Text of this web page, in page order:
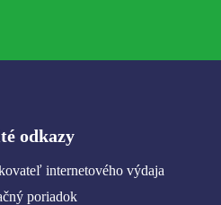
odkazy
internetového výdaja
poriadok